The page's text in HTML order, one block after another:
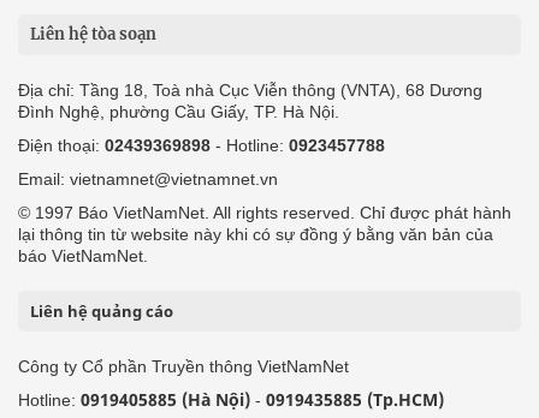
Liên hệ tòa soạn
Địa chỉ: Tầng 18, Toà nhà Cục Viễn thông (VNTA), 68 Dương
Đình Nghệ, phường Cầu Giấy, TP. Hà Nội.
Điện thoại: 02439369898 - Hotline: 0923457788
Email: vietnamnet@vietnamnet.vn
© 1997 Báo VietNamNet. All rights reserved. Chỉ được phát hành
lại thông tin từ website này khi có sự đồng ý bằng văn bản của
báo VietNamNet.
Liên hệ quảng cáo
Công ty Cổ phần Truyền thông VietNamNet
Hotline: 0919405885 (Hà Nội) - 0919435885 (Tp.HCM)